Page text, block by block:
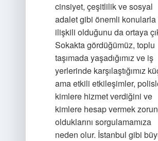
cinsiyet, çeşitlilik ve sosyal
adalet gibi önemli konularla
ilişkili olduğunu da ortaya
Sokakta gördüğümüz, toplu
taşımada yaşadığımız ve iş
yerlerinde karşılaştığımız
ama etkili etkileşimler,
kimlere hizmet verdiğini ve
kimlere hesap vermek
olduklarını sorgulamamıza
neden olur. İstanbul gibi